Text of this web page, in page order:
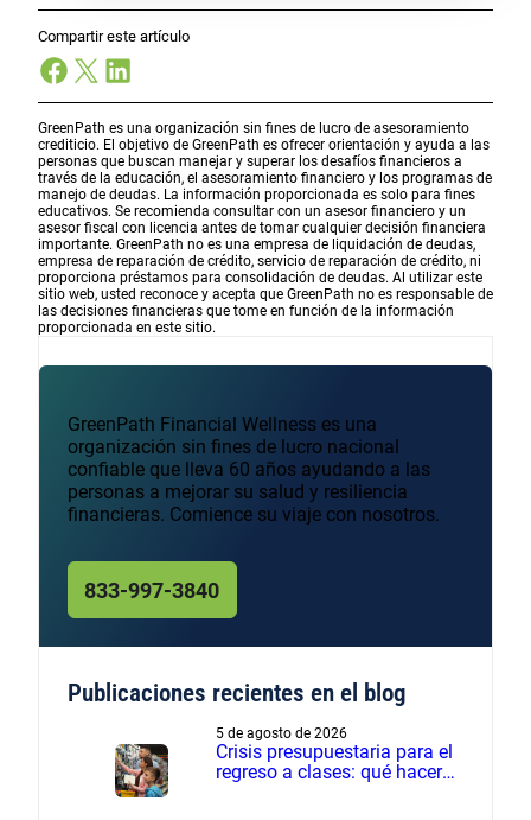
Compartir este artículo
Facebook
X LinkedIn
GreenPath es una organización sin fines de lucro de asesoramiento
crediticio. El objetivo de GreenPath es ofrecer orientación y ayuda a las
personas que buscan manejar y superar los desafíos financieros a
través de la educación, el asesoramiento financiero y los programas de
manejo de deudas. La información proporcionada es solo para fines
educativos. Se recomienda consultar con un asesor financiero y un
asesor fiscal con licencia antes de tomar cualquier decisión financiera
importante. GreenPath no es una empresa de liquidación de deudas,
empresa de reparación de crédito, servicio de reparación de crédito, ni
proporciona préstamos para consolidación de deudas. Al utilizar este
sitio web, usted reconoce y acepta que GreenPath no es responsable de
las decisiones financieras que tome en función de la información
proporcionada en este sitio.
GreenPath Financial Wellness es una
organización sin fines de lucro nacional
confiable que lleva 60 años ayudando a las
personas a mejorar su salud y resiliencia
financieras. Comience su viaje con nosotros.
833-997-3840
Publicaciones recientes en el blog
5 de agosto de 2026
Crisis presupuestaria para el
regreso a clases: qué hacer